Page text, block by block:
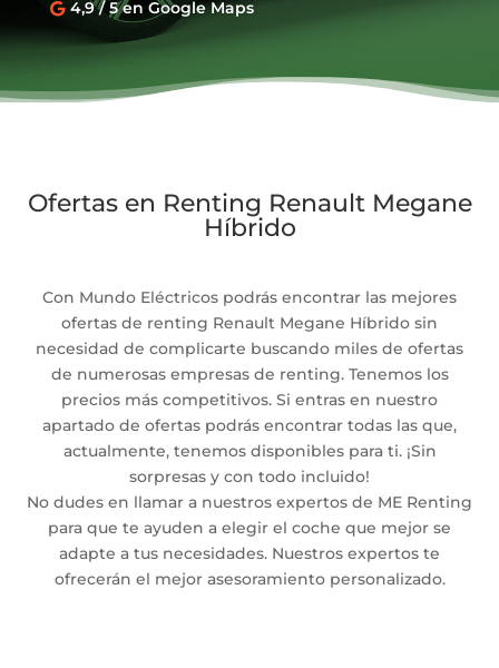
 4,9 / 5 en Google Maps
Ofertas en Renting Renault Megane
Híbrido
Con Mundo Eléctricos podrás encontrar las mejores
ofertas de renting Renault Megane Híbrido sin
necesidad de complicarte buscando miles de ofertas
de numerosas empresas de renting. Tenemos los
precios más competitivos. Si entras en nuestro
apartado de ofertas podrás encontrar todas las que,
actualmente, tenemos disponibles para ti. ¡Sin
sorpresas y con todo incluido!
No dudes en llamar a nuestros expertos de ME Renting
para que te ayuden a elegir el coche que mejor se
adapte a tus necesidades. Nuestros expertos te
ofrecerán el mejor asesoramiento personalizado.